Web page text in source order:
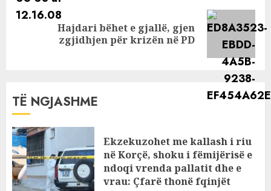
Hajdari bëhet e gjallë, gjen
zgjidhjen për krizën në PD
TË NGJASHME
Ekzekuzohet me kallash i riu
në Korçë, shoku i fëmijërisë e
ndoqi vrenda pallatit dhe e
vrau: Çfarë thonë fqinjët